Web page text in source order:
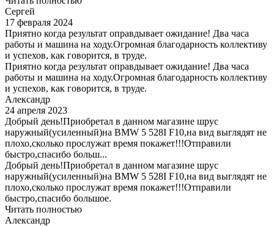
Сергей
17 февраля 2024
Приятно когда результат оправдывает ожидание! Два часа
работы и машина на ходу.Огромная благодарность коллективу
и успехов, как говорится, в труде.
Приятно когда результат оправдывает ожидание! Два часа
работы и машина на ходу.Огромная благодарность коллективу
и успехов, как говорится, в труде.
Александр
24 апреля 2023
Добрый день!Приобретал в данном магазине шрус
наружный(усиленный)на BMW 5 528I F10,на вид выглядят не
плохо,сколько прослужат время покажет!!!Отправили
быстро,спасибо больш...
Добрый день!Приобретал в данном магазине шрус
наружный(усиленный)на BMW 5 528I F10,на вид выглядят не
плохо,сколько прослужат время покажет!!!Отправили
быстро,спасибо большое.
Читать полностью
Александр